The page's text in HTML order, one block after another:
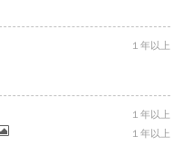
１年以上
１年以上
１年以上